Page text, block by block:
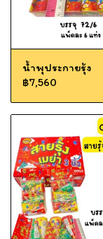
น้ำพุประกายรุ้ง
฿7,560